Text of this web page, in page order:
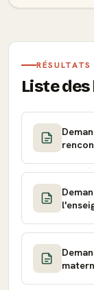
RÉSULTATS
Liste